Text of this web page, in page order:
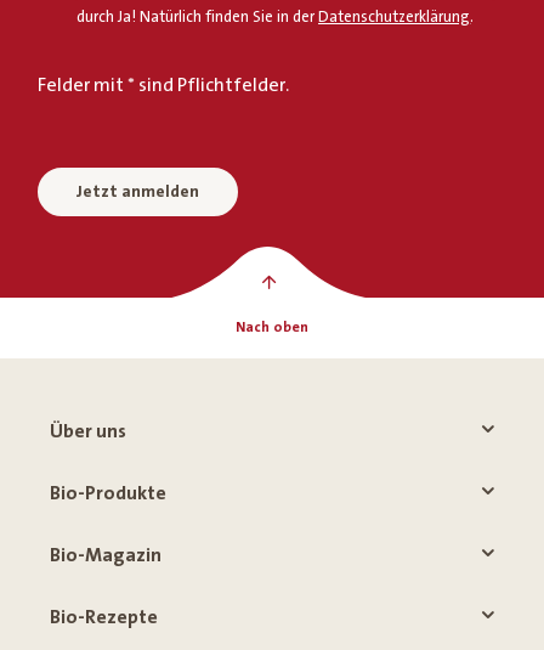
durch Ja! Natürlich finden Sie in derDatenschutzerklärung.
Felder mit * sind Pflichtfelder.
Jetzt anmelden
Nach oben
Über uns
Bio-Produkte
Bio-Magazin
Bio-Rezepte